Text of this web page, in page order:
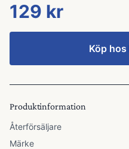
129 kr
Köp hos
Produktinformation
Återförsäljare
Märke